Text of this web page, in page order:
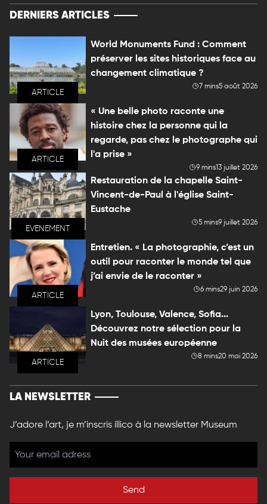
DERNIERS ARTICLES
ARTICLE
World Monuments Fund : Comment
préserver les sites historiques face au
changement climatique ?
7 mins5 août 2026
ARTICLE
« Une belle photo raconte une
histoire chez la personne qui la
regarde, pas chez le photographe qui
l'a prise »
9 mins13 juillet 2026
EVENEMENT
Restauration de la chapelle Saint-
Vincent-de-Paul à l'église Saint-
Eustache
5 mins9 juillet 2026
ARTICLE
Entretien. « La photographie, c’est un
outil pour raconter le monde tel que
j’ai envie de le raconter »
6 mins29 juin 2026
ARTICLE
Lyon, Toulouse, Valence, Sofia...
Découvrez notre sélection pour la
Nuit des musées européenne
8 mins20 mai 2026
LA NEWSLETTER
J’adore l’art, je m’inscris illico à la newsletter Museum
Send